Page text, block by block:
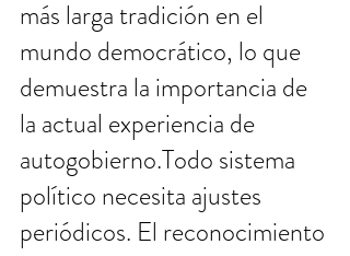
más larga tradición en el
mundo democrático, lo que
demuestra la importancia de
la actual experiencia de
autogobierno.Todo sistema
político necesita ajustes
periódicos. El reconocimiento